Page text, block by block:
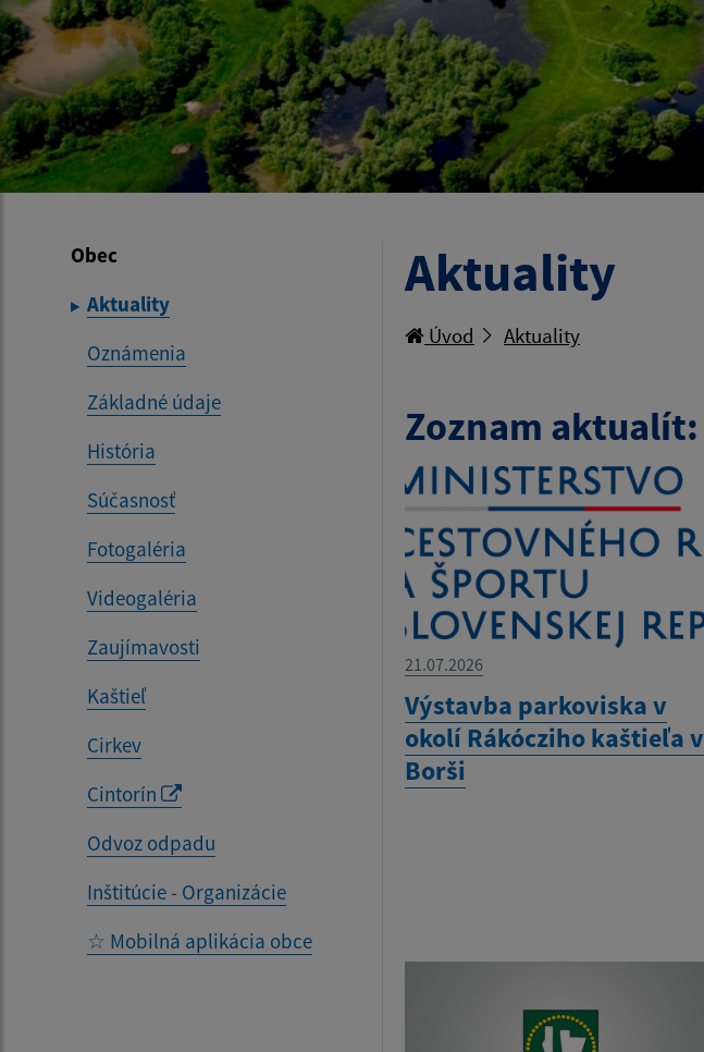
Obec
Aktuality
Oznámenia
Základné údaje
História
Súčasnosť
Fotogaléria
Videogaléria
Zaujímavosti
Kaštieľ
Cirkev
Cintorín
Odvoz odpadu
Inštitúcie - Organizácie
☆ Mobilná aplikácia obce
Aktuality
Úvod Aktuality
Zoznam aktualít:
21.07.2026
Výstavba parkoviska v
okolí Rákócziho kaštieľa v
Borši